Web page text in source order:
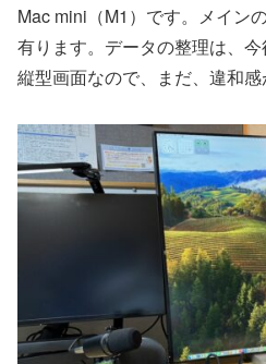
Mac mini（M1）です。メイン
有ります。データの整理は、今
縦型画面なので、まだ、違和感